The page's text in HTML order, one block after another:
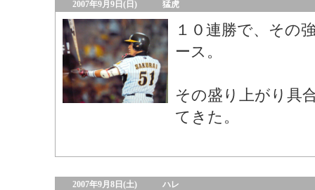
2007年9月9日(日) 猛虎
１０連勝で、その
ース。
その盛り上がり具
てきた。
2007年9月8日(土) ハレ